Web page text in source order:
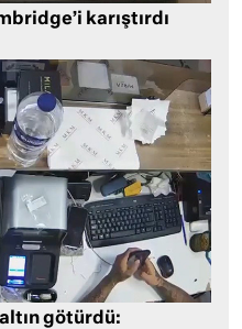
karıştırdı
götürdü: